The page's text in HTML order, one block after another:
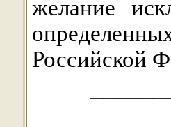
желание
Российской